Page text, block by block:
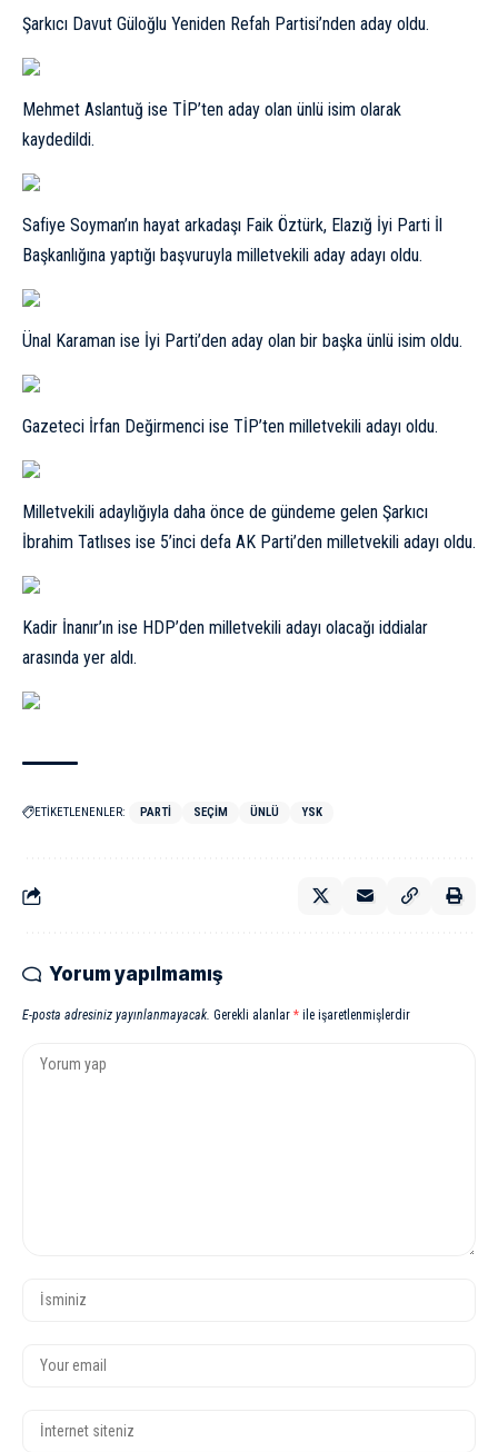
Şarkıcı Davut Güloğlu Yeniden Refah Partisi’nden aday oldu.
Mehmet Aslantuğ ise TİP’ten aday olan ünlü isim olarak
kaydedildi.
Safiye Soyman’ın hayat arkadaşı Faik Öztürk, Elazığ İyi Parti İl
Başkanlığına yaptığı başvuruyla milletvekili aday adayı oldu.
Ünal Karaman ise İyi Parti’den aday olan bir başka ünlü isim oldu.
Gazeteci İrfan Değirmenci ise TİP’ten milletvekili adayı oldu.
Milletvekili adaylığıyla daha önce de gündeme gelen Şarkıcı
İbrahim Tatlıses ise 5’inci defa AK Parti’den milletvekili adayı oldu.
Kadir İnanır’ın ise HDP’den milletvekili adayı olacağı iddialar
arasında yer aldı.
ETİKETLENENLER: PARTI SEÇIM ÜNLÜ YSK
Yorum yapılmamış
E-posta adresiniz yayınlanmayacak. Gerekli alanlar * ile işaretlenmişlerdir